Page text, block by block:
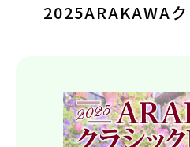
2025ARAKAWA